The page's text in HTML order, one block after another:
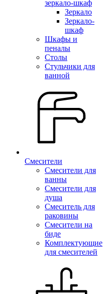
зеркало-шкаф
Зеркало
Зеркало-
шкаф
Шкафы и
пеналы
Столы
Стульчики для
ванной
Смесители
Смесители для
ванны
Смесители для
душа
Смеситель для
раковины
Смесители на
биде
Комплектующие
для смесителей